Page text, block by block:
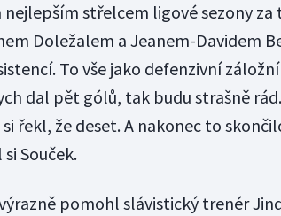
střelcem ligové sezony
Doležalem a Jeanem-Davidem
To vše jako defenzivní
dal pět gólů, tak budu strašně
řekl, že deset. A nakonec to
Souček.
pomohl slávistický trenér